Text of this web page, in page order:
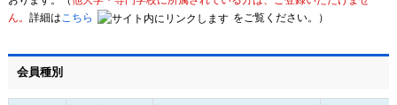
ん。 詳細はこちら をご覧ください。）
会員種別